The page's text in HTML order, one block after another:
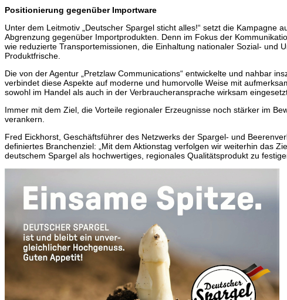
Positionierung gegenüber Importware
Unter dem Leitmotiv „Deutscher Spargel sticht alles!“ setzt die Kampagne
Abgrenzung gegenüber Importprodukten. Denn im Fokus der
wie reduzierte Transportemissionen, die Einhaltung nationaler Sozial- und
Produktfrische.
Die von der Agentur „Pretzlaw Communications“ entwickelte und nahbar
verbindet diese Aspekte auf moderne und humorvolle Weise mit
sowohl im Handel als auch in der Verbraucheransprache wirksam
Immer mit dem Ziel, die Vorteile regionaler Erzeugnisse noch stärker im
verankern.
Fred Eickhorst, Geschäftsführer des Netzwerks der Spargel- und
definiertes Branchenziel: „Mit dem Aktionstag verfolgen wir weiterhin das
deutschem Spargel als hochwertiges, regionales Qualitätsprodukt zu